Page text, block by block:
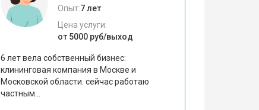
Опыт:7 лет
Цена услуги:
от 5000 руб/выход
6 лет вела собственный бизнес:
клининговая компания в Москве и
Московской области. сейчас работаю
частным...